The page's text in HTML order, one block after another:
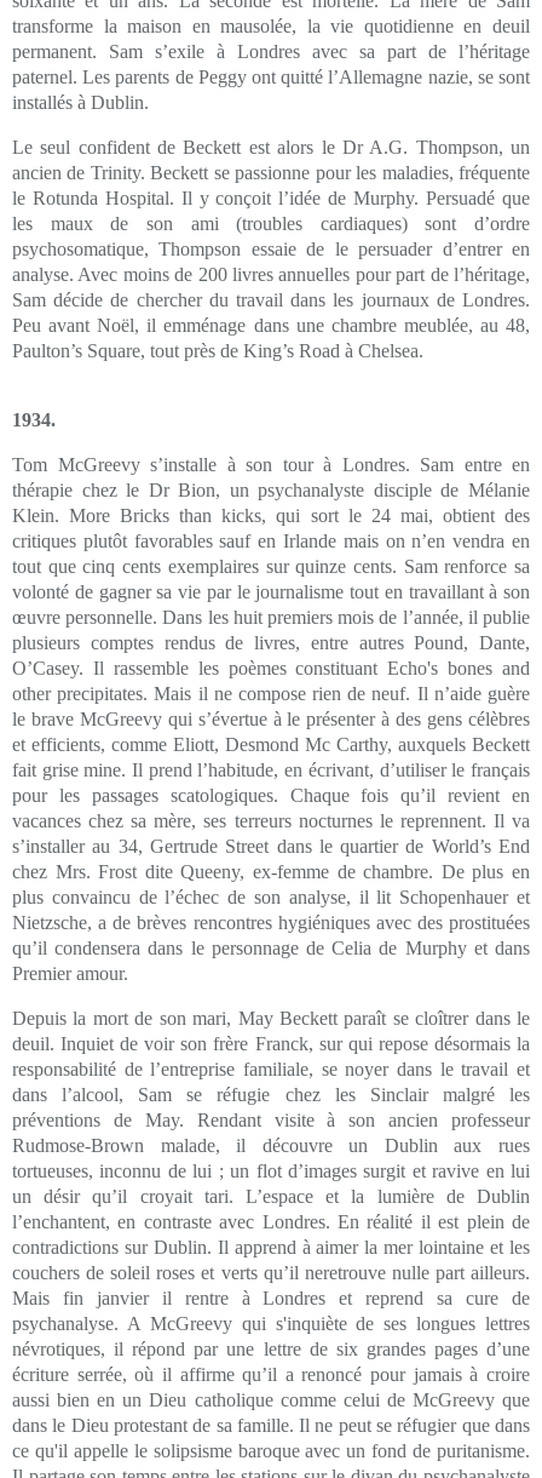
transforme la maison en mausolée, la vie quotidienne en deuil
permanent. Sam s’exile à Londres avec sa part de l’héritage
paternel. Les parents de Peggy ont quitté l’Allemagne nazie, se sont
installés à Dublin.
Le seul confident de Beckett est alors le Dr A.G. Thompson, un
ancien de Trinity. Beckett se passionne pour les maladies, fréquente
le Rotunda Hospital. Il y conçoit l’idée de Murphy. Persuadé que
les maux de son ami (troubles cardiaques) sont d’ordre
psychosomatique, Thompson essaie de le persuader d’entrer en
analyse. Avec moins de 200 livres annuelles pour part de l’héritage,
Sam décide de chercher du travail dans les journaux de Londres.
Peu avant Noël, il emménage dans une chambre meublée, au 48,
Paulton’s Square, tout près de King’s Road à Chelsea.
1934.
Tom McGreevy s’installe à son tour à Londres. Sam entre en
thérapie chez le Dr Bion, un psychanalyste disciple de Mélanie
Klein. More Bricks than kicks, qui sort le 24 mai, obtient des
critiques plutôt favorables sauf en Irlande mais on n’en vendra en
tout que cinq cents exemplaires sur quinze cents. Sam renforce sa
volonté de gagner sa vie par le journalisme tout en travaillant à son
œuvre personnelle. Dans les huit premiers mois de l’année, il publie
plusieurs comptes rendus de livres, entre autres Pound, Dante,
O’Casey. Il rassemble les poèmes constituant Echo's bones and
other precipitates. Mais il ne compose rien de neuf. Il n’aide guère
le brave McGreevy qui s’évertue à le présenter à des gens célèbres
et efficients, comme Eliott, Desmond Mc Carthy, auxquels Beckett
fait grise mine. Il prend l’habitude, en écrivant, d’utiliser le français
pour les passages scatologiques. Chaque fois qu’il revient en
vacances chez sa mère, ses terreurs nocturnes le reprennent. Il va
s’installer au 34, Gertrude Street dans le quartier de World’s End
chez Mrs. Frost dite Queeny, ex-femme de chambre. De plus en
plus convaincu de l’échec de son analyse, il lit Schopenhauer et
Nietzsche, a de brèves rencontres hygiéniques avec des prostituées
qu’il condensera dans le personnage de Celia de Murphy et dans
Premier amour.
Depuis la mort de son mari, May Beckett paraît se cloîtrer dans le
deuil. Inquiet de voir son frère Franck, sur qui repose désormais la
responsabilité de l’entreprise familiale, se noyer dans le travail et
dans l’alcool, Sam se réfugie chez les Sinclair malgré les
préventions de May. Rendant visite à son ancien professeur
Rudmose-Brown malade, il découvre un Dublin aux rues
tortueuses, inconnu de lui ; un flot d’images surgit et ravive en lui
un désir qu’il croyait tari. L’espace et la lumière de Dublin
l’enchantent, en contraste avec Londres. En réalité il est plein de
contradictions sur Dublin. Il apprend à aimer la mer lointaine et les
couchers de soleil roses et verts qu’il neretrouve nulle part ailleurs.
Mais fin janvier il rentre à Londres et reprend sa cure de
psychanalyse. A McGreevy qui s'inquiète de ses longues lettres
névrotiques, il répond par une lettre de six grandes pages d’une
écriture serrée, où il affirme qu’il a renoncé pour jamais à croire
aussi bien en un Dieu catholique comme celui de McGreevy que
dans le Dieu protestant de sa famille. Il ne peut se réfugier que dans
ce qu'il appelle le solipsisme baroque avec un fond de puritanisme.